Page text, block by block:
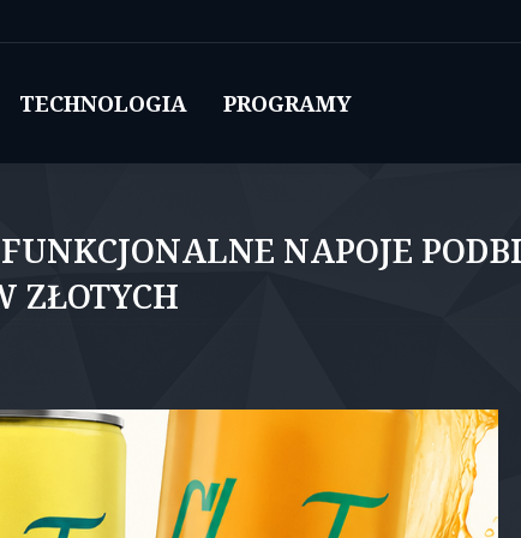
TECHNOLOGIA PROGRAMY
NAPOJE
ZŁOTYCH